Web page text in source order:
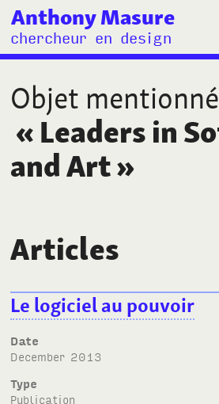
Anthony Masure
chercheur en design
Objet mentionné
« Leaders in
and Art»
Articles
Le logiciel au pouvoir
Date
December 2013
Type
Publication